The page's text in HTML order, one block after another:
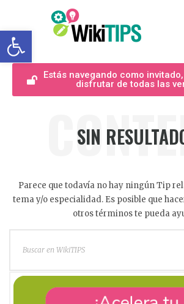
Abrir barra de
Estás navegando como
disfrutar de todas las
SIN
Parece que todavía no hay ningún Tip
tema y/o especialidad. Es posible que
otros términos te pueda